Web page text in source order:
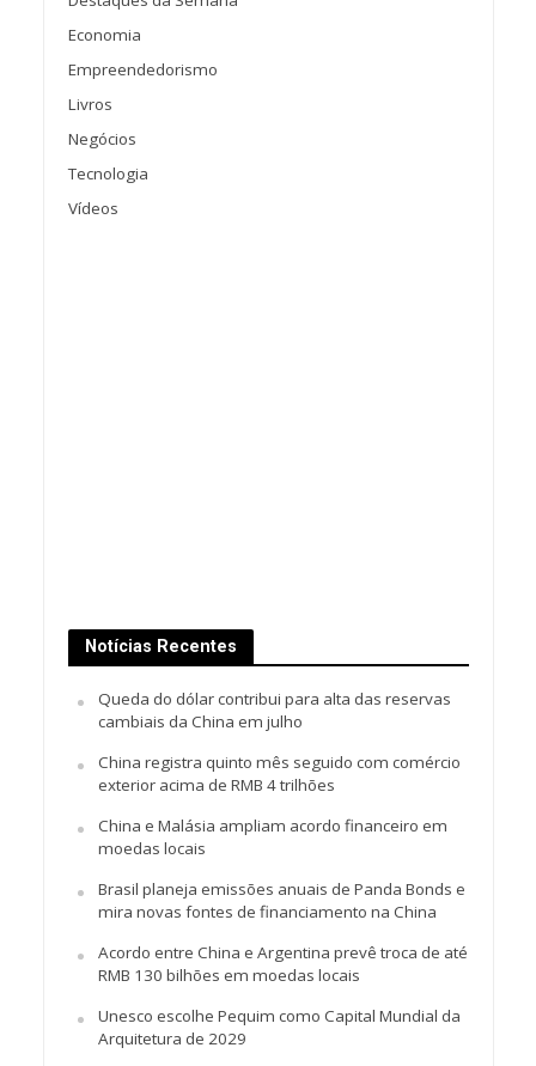
Economia
Empreendedorismo
Livros
Negócios
Tecnologia
Vídeos
Notícias Recentes
Queda do dólar contribui para alta das reservas
cambiais da China em julho
China registra quinto mês seguido com comércio
exterior acima de RMB 4 trilhões
China e Malásia ampliam acordo financeiro em
moedas locais
Brasil planeja emissões anuais de Panda Bonds e
mira novas fontes de financiamento na China
Acordo entre China e Argentina prevê troca de até
RMB 130 bilhões em moedas locais
Unesco escolhe Pequim como Capital Mundial da
Arquitetura de 2029